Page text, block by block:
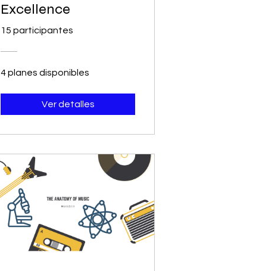
Excellence
15 participantes
4 planes disponibles
Ver detalles